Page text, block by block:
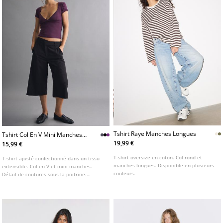
Tshirt Col En V Mini Manches
Polyamide
15,99 €
T-shirt ajusté confectionné dans un tissu
extensible. Col en V et mini manches.
Détail de coutures sous la poitrine.
Tshirt Raye Manches Longues
19,99 €
T-shirt oversize en coton. Col rond et
manches longues. Disponible en plusieurs
couleurs.